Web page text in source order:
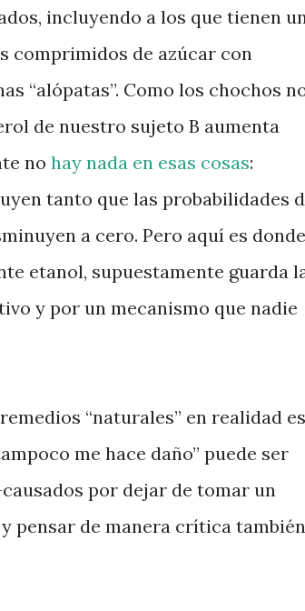
incluyendo a los que tienen
comprimidos de azúcar con
“alópatas”. Como los chochos
de nuestro sujeto B aumenta
no hay nada en esas cosas:
tanto que las probabilidades
a cero. Pero aquí es donde
etanol, supuestamente guarda
y por un mecanismo que nadie
“naturales” en realidad es
me hace daño” puede ser
por dejar de tomar un
pensar de manera crítica también